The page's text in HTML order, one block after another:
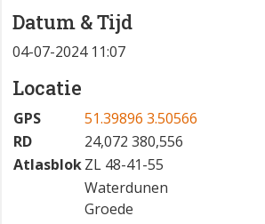
Datum & Tijd
04-07-2024 11:07
Locatie
GPS
51.39896 3.50566
RD
24,072 380,556
AtlasblokZL 48-41-55
Waterdunen
Groede